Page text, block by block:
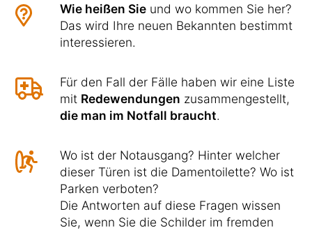
Wie heißen Sie und wo kommen Sie her?
Das wird Ihre neuen Bekannten bestimmt
interessieren.
Für den Fall der Fälle haben wir eine Liste
mit Redewendungen zusammengestellt,
die man im Notfall braucht.
Wo ist der Notausgang? Hinter welcher
dieser Türen ist die Damentoilette? Wo ist
Parken verboten?
Die Antworten auf diese Fragen wissen
Sie, wenn Sie die Schilder im fremden